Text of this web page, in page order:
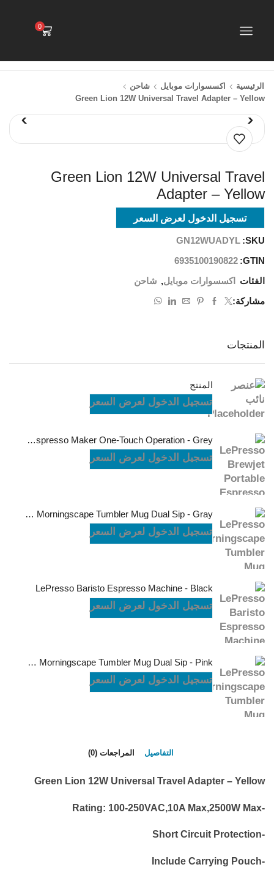
0
الرئيسية اكسسوارات موبايل
شاحن
Green Lion 12W Universal Travel Adapter – Yellow
Green Lion 12W Universal Travel
Adapter – Yellow
تسجيل الدخول لعرض السعر
SKU:
GN12WUADYL
GTIN:
6935100190822
الفئات اكسسوارات موبايل, شاحن
مشاركة:
المنتجات
المنتج
تسجيل الدخول لعرض السعر
LePresso Brewjet Portable Espresso Maker One-Touch Operation - Grey
تسجيل الدخول لعرض السعر
LePresso Morningscape Tumbler Mug Dual Sip - Gray
تسجيل الدخول لعرض السعر
LePresso Baristo Espresso Machine - Black
تسجيل الدخول لعرض السعر
LePresso Morningscape Tumbler Mug Dual Sip - Pink
تسجيل الدخول لعرض السعر
التفاصيل المراجعات (0)
Green Lion 12W Universal Travel Adapter – Yellow
-Rating: 100-250VAC,10A Max,2500W Max
-Short Circuit Protection
-Include Carrying Pouch